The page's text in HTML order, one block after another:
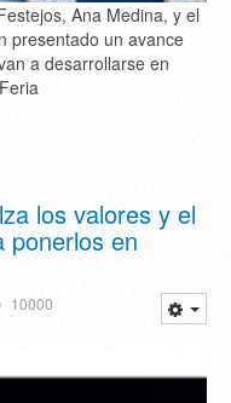
Ana Medina, y el
presentado un avance
a desarrollarse en
los valores y el
ponerlos en
10000